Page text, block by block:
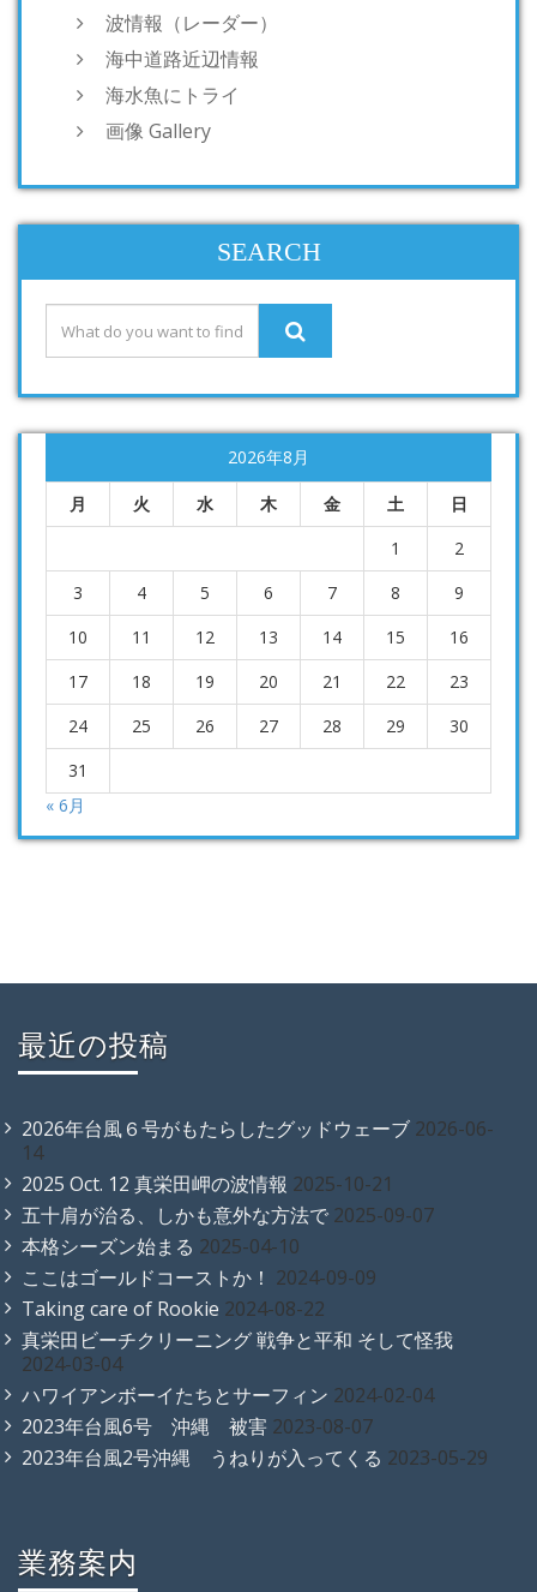
波情報（レーダー）
海中道路近辺情報
海水魚にトライ
画像 Gallery
SEARCH
2026年8月
月 火 水 木 金 土
日
1
2
3
4 5 6 7 8
9
10
11 12 13 14 15
16
17
18 19 20 21 22
23
24
25 26 27 28 29
30
31
« 6月
最近の投稿
2026年台風６号がもたらしたグッドウェーブ 2026-06-
14
2025 Oct. 12 真栄田岬の波情報 2025-10-21
五十肩が治る、しかも意外な方法で 2025-09-07
本格シーズン始まる 2025-04-10
ここはゴールドコーストか！ 2024-09-09
Taking care of Rookie 2024-08-22
真栄田ビーチクリーニング 戦争と平和 そして怪我
2024-03-04
ハワイアンボーイたちとサーフィン 2024-02-04
2023年台風6号 沖縄 被害 2023-08-07
2023年台風2号沖縄 うねりが入ってくる 2023-05-29
業務案内